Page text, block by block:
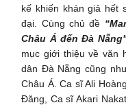
kế khiến khán giả hết
đại. Cùng chủ đề
Châu Á đến Đà
mục giới thiệu về văn
dân Đà Nẵng cũng
Châu Á. Ca sĩ Ali
Đăng, Ca sĩ Akari